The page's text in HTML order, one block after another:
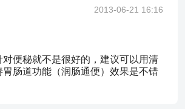
2013-06-21 16:16
便秘就不是很好的，建议可以用清
肠道功能（润肠通便）效果是不错